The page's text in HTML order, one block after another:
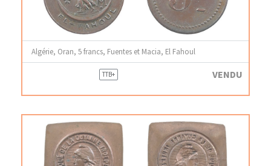
Algérie, Oran, 5 francs, Fuentes et Macia, El Fahoul
TTB+ VENDU